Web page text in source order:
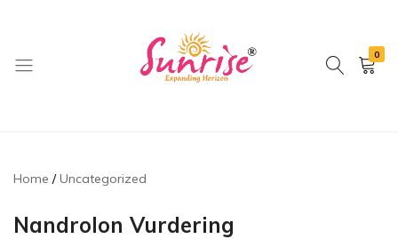
0
Home Uncategorized
Nandrolon Vurdering